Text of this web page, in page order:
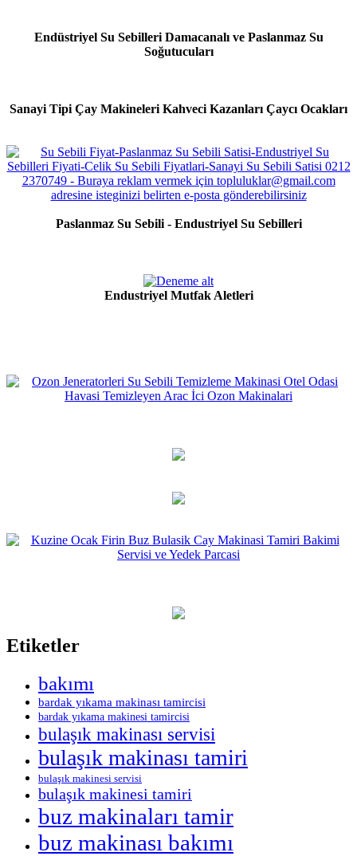
Endüstriyel Su Sebilleri Damacanalı ve Paslanmaz Su
Soğutucuları
Sanayi Tipi Çay Makineleri Kahveci Kazanları Çaycı Ocakları
Paslanmaz Su Sebili - Endustriyel Su Sebilleri
Endustriyel Mutfak Aletleri
Etiketler
bakımı
bardak yıkama makinası tamircisi
bardak yıkama makinesi tamircisi
bulaşık makinası servisi
bulaşık makinası tamiri
bulaşık makinesi servisi
bulaşık makinesi tamiri
buz makinaları tamir
buz makinası bakımı